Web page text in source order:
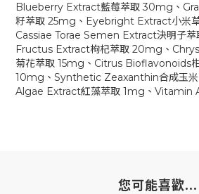
Blueberry Extract藍莓萃取 30mg、
籽萃取 25mg、Eyebright Extract小米
Cassiae Torae Semen Extract決明子
Fructus Extract枸杞萃取 20mg、
菊花萃取 15mg、Citrus Bioflavonoids
10mg、Synthetic Zeaxanthin合成玉
Algae Extract紅藻萃取 1mg、Vitamin
您可能喜歡...